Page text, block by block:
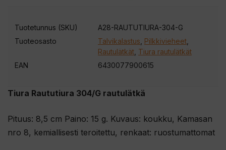
Tiura Raututiura 304/G rautulätkä
Pituus: 8,5 cm Paino: 15 g. Kuvaus: koukku, Kamasan
nro 8, kemiallisesti teroitettu, renkaat: ruostumattomat
Tuotetunnus (SKU)
A28-RAUTUTIURA-304-G
Tuoteosasto
Talvikalastus Pilkkivieheet
Rautulätkät Tiura rautulätkät
EAN
6430077900615